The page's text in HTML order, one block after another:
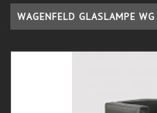
WAGENFELD GLASLAMPE